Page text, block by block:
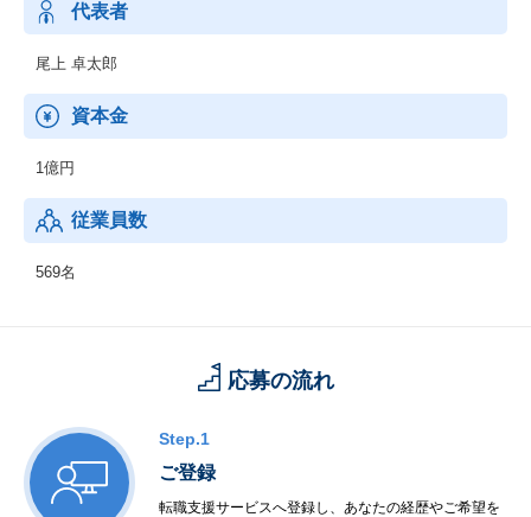
代表者
尾上 卓太郎
資本金
1億円
従業員数
569名
応募の流れ
Step.1
ご登録
転職支援サービスへ登録し、あなたの経歴やご希望を